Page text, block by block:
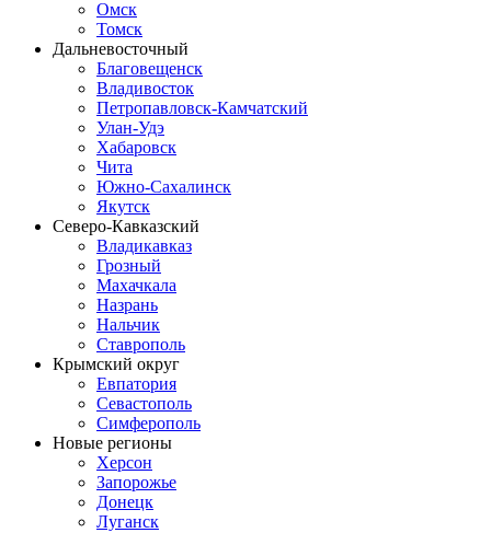
Омск
Томск
Дальневосточный
Благовещенск
Владивосток
Петропавловск-Камчатский
Улан-Удэ
Хабаровск
Чита
Южно-Сахалинск
Якутск
Северо-Кавказский
Владикавказ
Грозный
Махачкала
Назрань
Нальчик
Ставрополь
Крымский округ
Евпатория
Севастополь
Симферополь
Новые регионы
Херсон
Запорожье
Донецк
Луганск